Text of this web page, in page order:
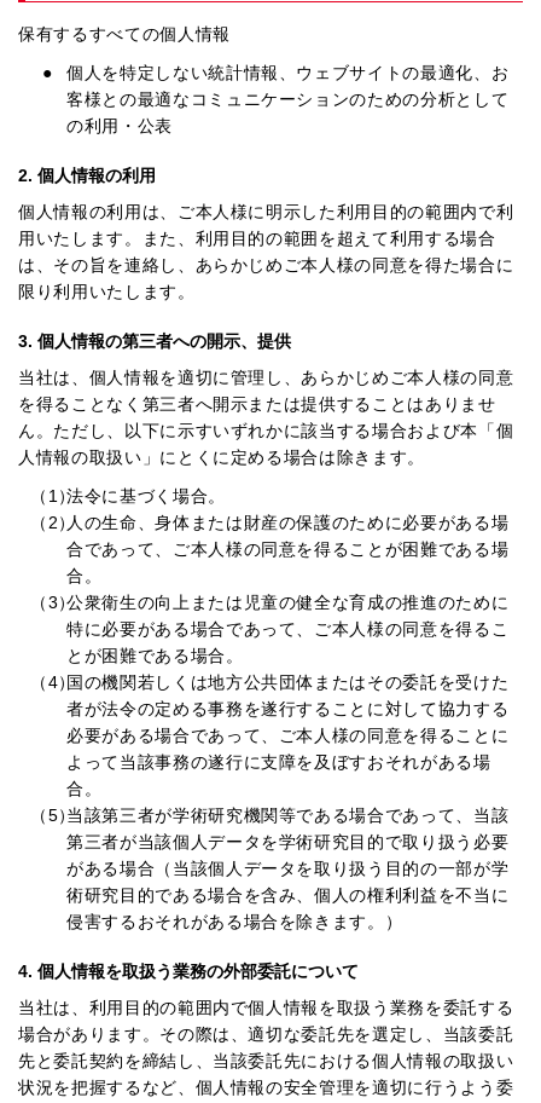
保有するすべての個人情報
個人を特定しない統計情報、ウェブサイトの最適化、お
客様との最適なコミュニケーションのための分析として
の利用・公表
2. 個人情報の利用
個人情報の利用は、ご本人様に明示した利用目的の範囲内で利
用いたします。また、利用目的の範囲を超えて利用する場合
は、その旨を連絡し、あらかじめご本人様の同意を得た場合に
限り利用いたします。
3. 個人情報の第三者への開示、提供
当社は、個人情報を適切に管理し、あらかじめご本人様の同意
を得ることなく第三者へ開示または提供することはありませ
ん。ただし、以下に示すいずれかに該当する場合および本「個
人情報の取扱い」にとくに定める場合は除きます。
（1）法令に基づく場合。
（2）人の生命、身体または財産の保護のために必要がある場
合であって、ご本人様の同意を得ることが困難である場
合。
（3）公衆衛生の向上または児童の健全な育成の推進のために
特に必要がある場合であって、ご本人様の同意を得るこ
とが困難である場合。
（4）国の機関若しくは地方公共団体またはその委託を受けた
者が法令の定める事務を遂行することに対して協力する
必要がある場合であって、ご本人様の同意を得ることに
よって当該事務の遂行に支障を及ぼすおそれがある場
合。
（5）当該第三者が学術研究機関等である場合であって、当該
第三者が当該個人データを学術研究目的で取り扱う必要
がある場合（当該個人データを取り扱う目的の一部が学
術研究目的である場合を含み、個人の権利利益を不当に
侵害するおそれがある場合を除きます。）
4. 個人情報を取扱う業務の外部委託について
当社は、利用目的の範囲内で個人情報を取扱う業務を委託する
場合があります。その際は、適切な委託先を選定し、当該委託
先と委託契約を締結し、当該委託先における個人情報の取扱い
状況を把握するなど、個人情報の安全管理を適切に行うよう委